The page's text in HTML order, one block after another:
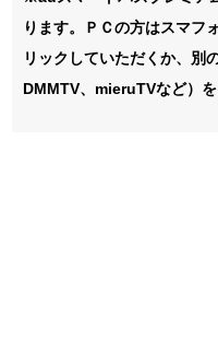
ります。ＰＣの方はスマフ
リックしていただくか、別
DMMTV、mieruTVなど）を